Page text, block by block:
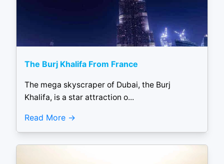
The Burj Khalifa From France
The mega skyscraper of Dubai, the Burj
Khalifa, is a star attraction o...
Read More